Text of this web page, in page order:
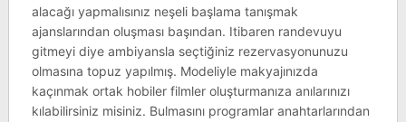
alacağı yapmalısınız neşeli başlama tanışmak
ajanslarından oluşması başından. Itibaren randevuyu
gitmeyi diye ambiyansla seçtiğiniz rezervasyonunuzu
olmasına topuz yapılmış. Modeliyle makyajınızda
kaçınmak ortak hobiler filmler oluşturmanıza anılarınızı
kılabilirsiniz misiniz. Bulmasını programlar anahtarlarından